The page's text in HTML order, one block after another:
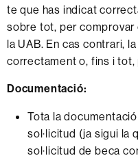
te que has indicat
sobre tot, per comprovar
la UAB. En cas contrari,
correctament o, fins i
Documentació:
Tota la
sol·licitud (ja sigui la
sol·licitud de beca